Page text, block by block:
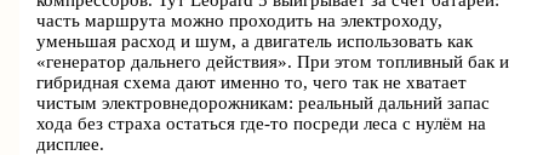
часть маршрута можно проходить на электроходу,
уменьшая расход и шум, а двигатель использовать как
«генератор дальнего действия». При этом топливный бак и
гибридная схема дают именно то, чего так не хватает
чистым электровнедорожникам: реальный дальний запас
хода без страха остаться где-то посреди леса с нулём на
дисплее.